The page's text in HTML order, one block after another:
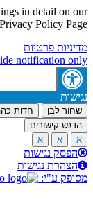
privacy settings
settingsHide
כהה חדות בהירה